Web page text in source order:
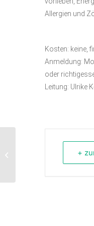
Allergien und
Kosten: keine,
Anmeldung:
oder
Leitung: Ulrike
+
Wir backen Muffins /